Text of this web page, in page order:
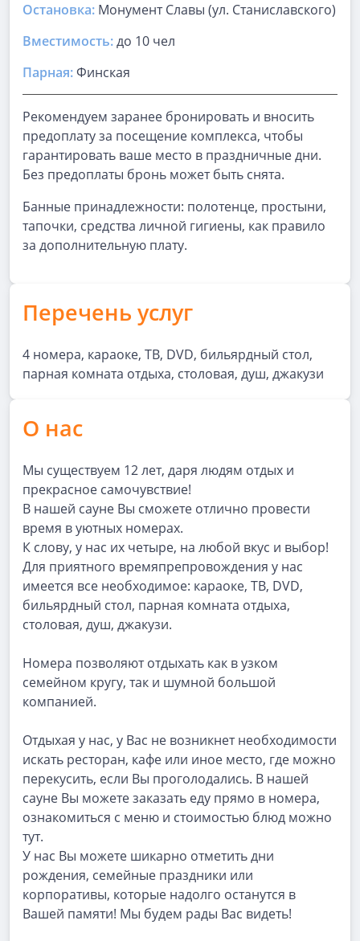
Остановка: Монумент Славы (ул. Станиславского)
Вместимость:до 10 чел
Парная:Финская
Рекомендуем заранее бронировать и вносить
предоплату за посещение комплекса, чтобы
гарантировать ваше место в праздничные дни.
Без предоплаты бронь может быть снята.
Банные принадлежности: полотенце, простыни,
тапочки, средства личной гигиены, как правило
за дополнительную плату.
Перечень услуг
4 номера, караоке, ТВ, DVD, бильярдный стол,
парная комната отдыха, столовая, душ, джакузи
О нас
Мы существуем 12 лет, даря людям отдых и
прекрасное самочувствие!
В нашей сауне Вы сможете отлично провести
время в уютных номерах.
К слову, у нас их четыре, на любой вкус и выбор!
Для приятного времяпрепровождения у нас
имеется все необходимое: караоке, ТВ, DVD,
бильярдный стол, парная комната отдыха,
столовая, душ, джакузи.
Номера позволяют отдыхать как в узком
семейном кругу, так и шумной большой
компанией.
Отдыхая у нас, у Вас не возникнет необходимости
искать ресторан, кафе или иное место, где можно
перекусить, если Вы проголодались. В нашей
сауне Вы можете заказать еду прямо в номера,
ознакомиться с меню и стоимостью блюд можно
тут.
У нас Вы можете шикарно отметить дни
рождения, семейные праздники или
корпоративы, которые надолго останутся в
Вашей памяти! Мы будем рады Вас видеть!